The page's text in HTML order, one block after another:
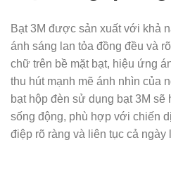
Bạt 3M được sản xuất với khả
ánh sáng lan tỏa đồng đều và
chữ trên bề mặt bạt, hiệu ứng
thu hút mạnh mẽ ánh nhìn của
bạt hộp đèn sử dụng bạt 3M
sống động, phù hợp với chiến
điệp rõ ràng và liên tục cả ngày